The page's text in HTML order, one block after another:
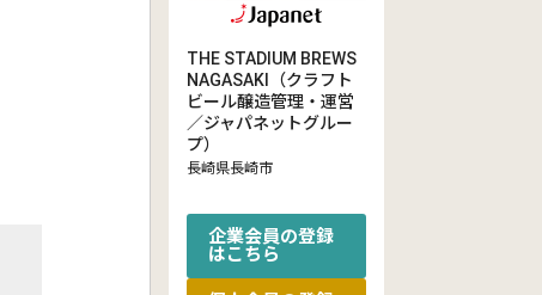
THE STADIUM BREWS
NAGASAKI（クラフト
ビール醸造管理・運営
／ジャパネットグルー
プ）
長崎県長崎市
企業会員の登録
はこちら